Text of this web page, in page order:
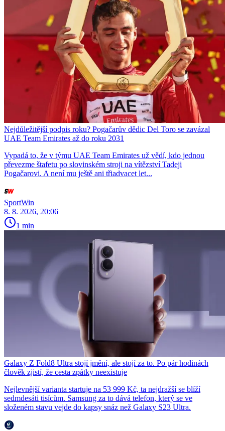
Nejdůležitější podpis roku? Pogačarův dědic Del Toro se zavázal
UAE Team Emirates až do roku 2031
Vypadá to, že v týmu UAE Team Emirates už vědí, kdo jednou
převezme štafetu po slovinském stroji na vítězství Tadeji
Pogačarovi. A není mu ještě ani třiadvacet let...
SportWin
8. 8. 2026, 20:06
1 min
Galaxy Z Fold8 Ultra stojí jmění, ale stojí za to. Po pár hodinách
člověk zjistí, že cesta zpátky neexistuje
Nejlevnější varianta startuje na 53 999 Kč, ta nejdražší se blíží
sedmdesáti tisícům. Samsung za to dává telefon, který se ve
složeném stavu vejde do kapsy snáz než Galaxy S23 Ultra.